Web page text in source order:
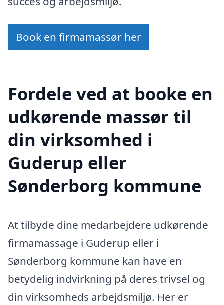
Book en firmamassør her
Fordele ved at booke en
udkørende massør til
din virksomhed i
Guderup eller
Sønderborg kommune
At tilbyde dine medarbejdere udkørende
firmamassage i Guderup eller i
Sønderborg kommune kan have en
betydelig indvirkning på deres trivsel og
din virksomheds arbejdsmiljø. Her er